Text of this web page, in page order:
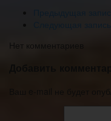
Следующая запись
Нет комментариев